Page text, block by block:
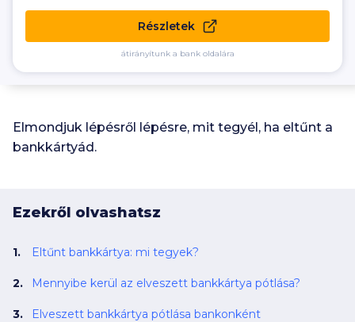
Részletek
átirányítunk a bank oldalára
Elmondjuk lépésről lépésre, mit tegyél, ha eltűnt a
bankkártyád.
Ezekről olvashatsz
Eltűnt bankkártya: mi tegyek?
Mennyibe kerül az elveszett bankkártya pótlása?
Elveszett bankkártya pótlása bankonként